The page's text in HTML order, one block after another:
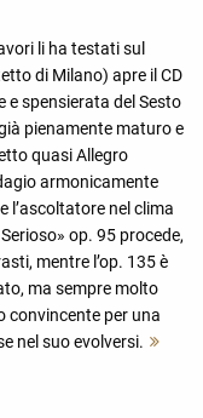
li ha testati sul
di Milano) apre il CD
spensierata del Sesto
pienamente maturo e
quasi Allegro
armonicamente
l’ascoltatore nel clima
op. 95 procede,
mentre l’op. 135 è
ma sempre molto
convincente per una
nel suo evolversi.